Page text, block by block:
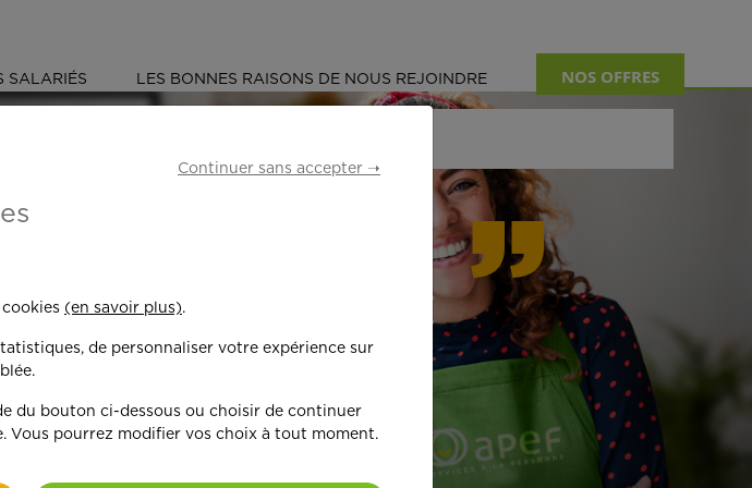
SALARIÉS LES BONNES RAISONS DE NOUS REJOINDRE NOS OFFRES
plus performant
du cœur !
Continuer sans accepter ➝
(en savoir plus).
de personnaliser votre expérience sur
du bouton ci-dessous ou choisir de continuer
Vous pourrez modifier vos choix à tout moment.